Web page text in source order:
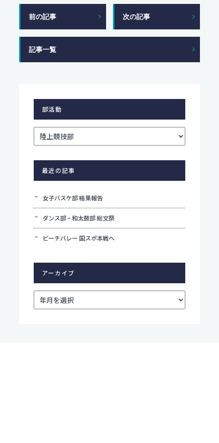
前の記事 次の記事
記事一覧
部活動
最近の記事
女子バスケ部 結果報告
ダンス部・和太鼓部 総文祭
ビーチバレー 国スポ本戦へ
アーカイブ